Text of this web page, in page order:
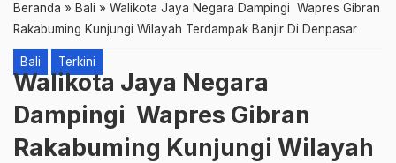
Beranda » Bali » Walikota Jaya Negara Dampingi Wapres Gibran
Rakabuming Kunjungi Wilayah Terdampak Banjir Di Denpasar
Bali Terkini
Walikota Jaya Negara
Dampingi Wapres Gibran
Rakabuming Kunjungi Wilayah